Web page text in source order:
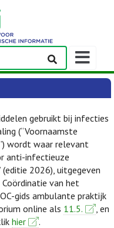
gebruikt bij infecties
(“Voornaamste
wordt waar relevant
anti-infectieuze
2026), uitgegeven
van het
gids ambulante praktijk
online als 11.5.
, en
hier
.